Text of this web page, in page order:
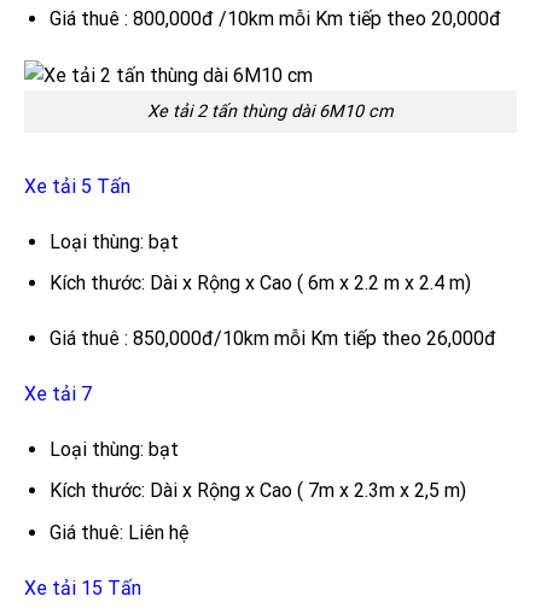
Giá thuê : 800,000đ /10km mỗi Km tiếp theo 20,000đ
Xe tải 2 tấn thùng dài 6M10 cm
Xe tải 5 Tấn
Loại thùng: bạt
Kích thước: Dài x Rộng x Cao ( 6m x 2.2 m x 2.4 m)
Giá thuê : 850,000đ/10km mỗi Km tiếp theo 26,000đ
Xe tải 7
Loại thùng: bạt
Kích thước: Dài x Rộng x Cao ( 7m x 2.3m x 2,5 m)
Giá thuê: Liên hệ
Xe tải 15 Tấn